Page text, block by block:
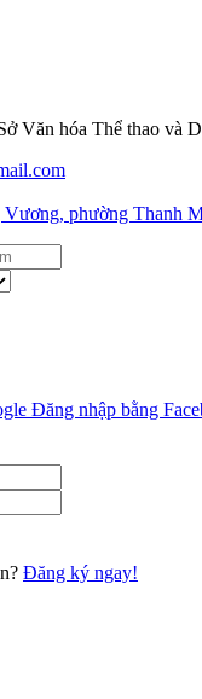
Văn hóa Thể thao và
Vương, phường Thanh
Đăng nhập bằng
Đăng ký ngay!